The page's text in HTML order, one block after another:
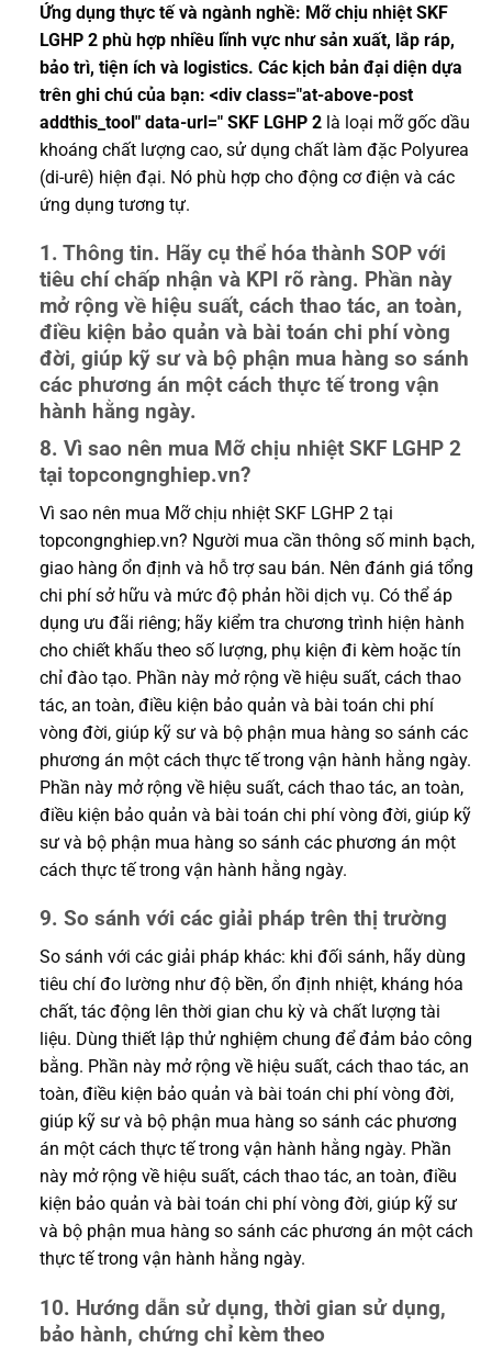
Ứng dụng thực tế và ngành nghề: Mỡ chịu nhiệt SKF
LGHP 2 phù hợp nhiều lĩnh vực như sản xuất, lắp ráp,
bảo trì, tiện ích và logistics. Các kịch bản đại diện dựa
trên ghi chú của bạn: <div class="at-above-post
addthis_tool" data-url=" SKF LGHP 2là loại mỡ gốc dầu
khoáng chất lượng cao, sử dụng chất làm đặc Polyurea
(di-urê) hiện đại. Nó phù hợp cho động cơ điện và các
ứng dụng tương tự.
1. Thông tin. Hãy cụ thể hóa thành SOP với
tiêu chí chấp nhận và KPI rõ ràng. Phần này
mở rộng về hiệu suất, cách thao tác, an toàn,
điều kiện bảo quản và bài toán chi phí vòng
đời, giúp kỹ sư và bộ phận mua hàng so sánh
các phương án một cách thực tế trong vận
hành hằng ngày.
8. Vì sao nên mua Mỡ chịu nhiệt SKF LGHP 2
tại topcongnghiep.vn?
Vì sao nên mua Mỡ chịu nhiệt SKF LGHP 2 tại
topcongnghiep.vn? Người mua cần thông số minh bạch,
giao hàng ổn định và hỗ trợ sau bán. Nên đánh giá tổng
chi phí sở hữu và mức độ phản hồi dịch vụ. Có thể áp
dụng ưu đãi riêng; hãy kiểm tra chương trình hiện hành
cho chiết khấu theo số lượng, phụ kiện đi kèm hoặc tín
chỉ đào tạo. Phần này mở rộng về hiệu suất, cách thao
tác, an toàn, điều kiện bảo quản và bài toán chi phí
vòng đời, giúp kỹ sư và bộ phận mua hàng so sánh các
phương án một cách thực tế trong vận hành hằng ngày.
Phần này mở rộng về hiệu suất, cách thao tác, an toàn,
điều kiện bảo quản và bài toán chi phí vòng đời, giúp kỹ
sư và bộ phận mua hàng so sánh các phương án một
cách thực tế trong vận hành hằng ngày.
9. So sánh với các giải pháp trên thị trường
So sánh với các giải pháp khác: khi đối sánh, hãy dùng
tiêu chí đo lường như độ bền, ổn định nhiệt, kháng hóa
chất, tác động lên thời gian chu kỳ và chất lượng tài
liệu. Dùng thiết lập thử nghiệm chung để đảm bảo công
bằng. Phần này mở rộng về hiệu suất, cách thao tác, an
toàn, điều kiện bảo quản và bài toán chi phí vòng đời,
giúp kỹ sư và bộ phận mua hàng so sánh các phương
án một cách thực tế trong vận hành hằng ngày. Phần
này mở rộng về hiệu suất, cách thao tác, an toàn, điều
kiện bảo quản và bài toán chi phí vòng đời, giúp kỹ sư
và bộ phận mua hàng so sánh các phương án một cách
thực tế trong vận hành hằng ngày.
10. Hướng dẫn sử dụng, thời gian sử dụng,
bảo hành, chứng chỉ kèm theo